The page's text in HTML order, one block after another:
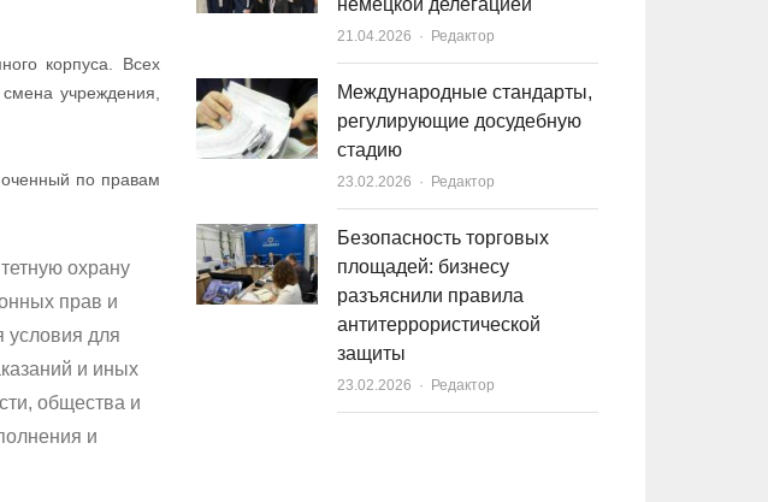
корпуса. Всех
учреждения,
по правам
охрану
прав и
условия для
и иных
общества и
и
21.04.2026 Author
Редактор
Международные стандарты,
регулирующие досудебную
стадию
23.02.2026 Author
Редактор
Безопасность торговых
площадей: бизнесу
разъяснили правила
антитеррористической
защиты
23.02.2026 Author
Редактор